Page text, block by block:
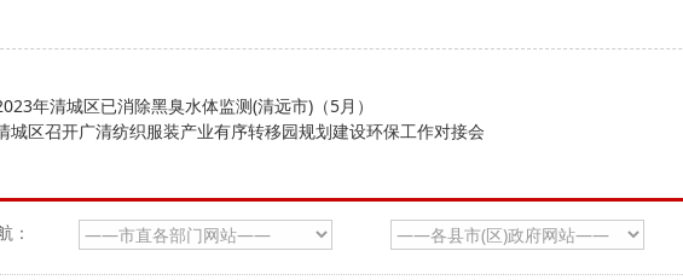
年清城区已消除黑臭水体监测(清远市)（5月）
城区召开广清纺织服装产业有序转移园规划建设环保工作对接会
：